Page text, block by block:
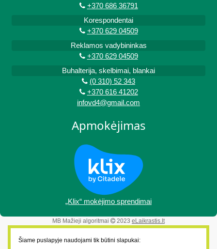
+370 686 36791
Korespondentai
+370 629 04509
Reklamos vadybininkas
+370 629 04509
Buhalterija, skelbimai, blankai
(0 310) 52 343
+370 616 41202
infovd4@gmail.com
Apmokėjimas
„Klix“ mokėjimo sprendimai
MB Mažieji algoritmai 2023 eLaikrastis.lt
Šiame puslapyje naudojami tik būtini slapukai: